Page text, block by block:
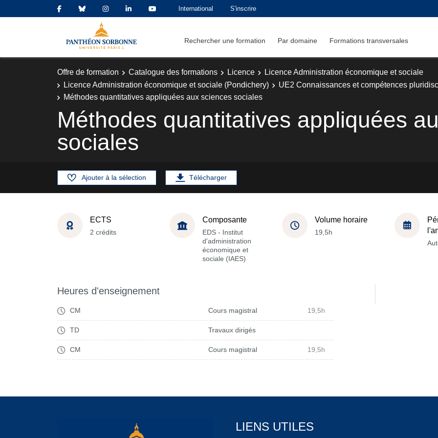
International S'inscrire
Rechercher une formation Par domaine Formations transversales
Offre de formation Catalogue des formations Licence
Licence Administration économique et sociale
Licence Administration économique et sociale (Pondichery)
UE2 Connaissances et compétences
Méthodes quantitatives appliquées aux sciences sociales
Méthodes quantitatives appliquées
sociales
Ajouter à la sélection Télécharger
ECTS
2 crédits
Composante
EDS - Institut
d'administration
économique et
sociale (IAES)
Volume horaire
19,5h
Heures d'enseignement
CM Cours magistral 19,5h
TD Travaux dirigés
CM Cours magistral 19,5h
LIENS UTILES